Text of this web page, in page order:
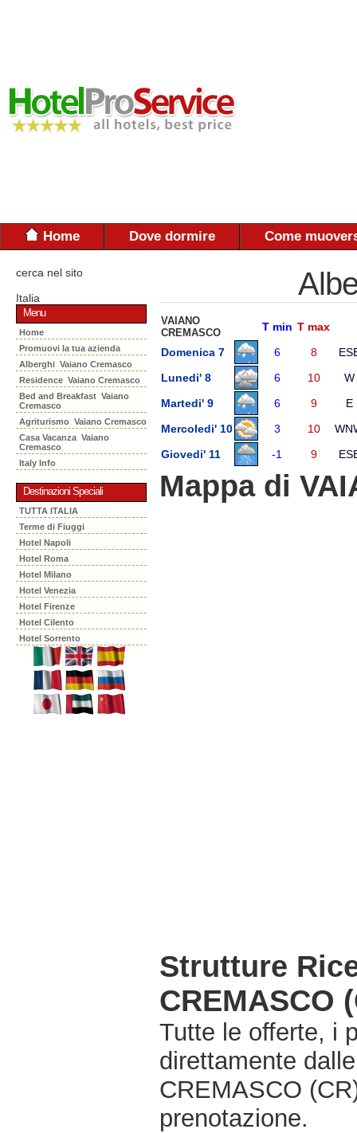
Home Dove dormire Come
cerca nel sito
Italia
Menu
Home
Promuovi la tua azienda
Alberghi Vaiano Cremasco
Residence Vaiano Cremasco
Bed and Breakfast Vaiano
Cremasco
Agriturismo Vaiano Cremasco
Casa Vacanza Vaiano
Cremasco
Italy Info
Destinazioni Speciali
TUTTA ITALIA
Terme di Fiuggi
Hotel Napoli
Hotel Roma
Hotel Milano
Hotel Venezia
Hotel Firenze
Hotel Cilento
Hotel Sorrento
VAIANO
CREMASCO
T min T max
Domenica 7
6 8
Lunedi' 8
6 10
W
Martedi' 9
6 9
E
Mercoledi' 10
3 10
Giovedi' 11
-1 9
Mappa di
Strutture
CREMASCO
Tutte le offerte, i
direttamente
CREMASCO
prenotazione.